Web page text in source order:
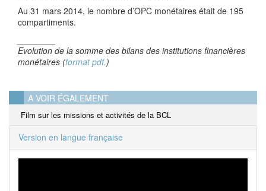
Au 31 mars 2014, le nombre d’OPC monétaires était de 195
compartiments.
Evolution de la somme des bilans des institutions financières
monétaires (format pdf.)
A VOIR ÉGALEMENT
Film sur les missions et activités de la BCL
Version en langue française